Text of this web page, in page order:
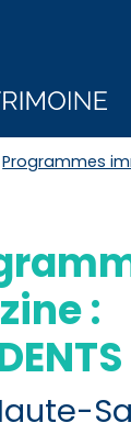
Programmes
: